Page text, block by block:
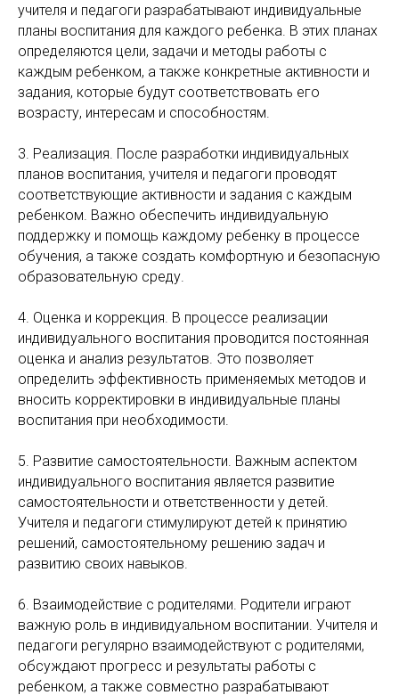
учителя и педагоги разрабатывают индивидуальные
планы воспитания для каждого ребенка. В этих планах
определяются цели, задачи и методы работы с
каждым ребенком, а также конкретные активности и
задания, которые будут соответствовать его
возрасту, интересам и способностям.
3. Реализация. После разработки индивидуальных
планов воспитания, учителя и педагоги проводят
соответствующие активности и задания с каждым
ребенком. Важно обеспечить индивидуальную
поддержку и помощь каждому ребенку в процессе
обучения, а также создать комфортную и безопасную
образовательную среду.
4. Оценка и коррекция. В процессе реализации
индивидуального воспитания проводится постоянная
оценка и анализ результатов. Это позволяет
определить эффективность применяемых методов и
вносить корректировки в индивидуальные планы
воспитания при необходимости.
5. Развитие самостоятельности. Важным аспектом
индивидуального воспитания является развитие
самостоятельности и ответственности у детей.
Учителя и педагоги стимулируют детей к принятию
решений, самостоятельному решению задач и
развитию своих навыков.
6. Взаимодействие с родителями. Родители играют
важную роль в индивидуальном воспитании. Учителя и
педагоги регулярно взаимодействуют с родителями,
обсуждают прогресс и результаты работы с
ребенком, а также совместно разрабатывают